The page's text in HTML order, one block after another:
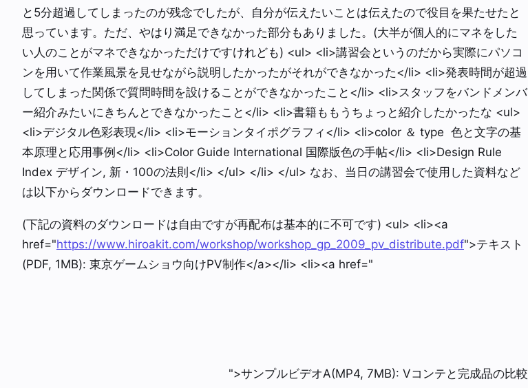
と5分超過してしまったのが残念でしたが、自分が伝えたいことは伝えたので役目を果たせたと
思っています。ただ、やはり満足できなかった部分もありました。(大半が個人的にマネをした
い人のことがマネできなかっただけですけれども) <ul> <li>講習会というのだから実際にパソコ
ンを用いて作業風景を見せながら説明したかったがそれができなかった</li> <li>発表時間が超過
してしまった関係で質問時間を設けることができなかったこと</li> <li>スタッフをバンドメンバ
ー紹介みたいにきちんとできなかったこと</li> <li>書籍ももうちょっと紹介したかったな <ul>
<li>デジタル色彩表現</li> <li>モーションタイポグラフィ</li> <li>color ＆ type 色と文字の基
本原理と応用事例</li> <li>Color Guide International 国際版色の手帖</li> <li>Design Rule
Index デザイン, 新・100の法則</li> </ul> </li> </ul> なお、当日の講習会で使用した資料など
は以下からダウンロードできます。
(下記の資料のダウンロードは自由ですが再配布は基本的に不可です) <ul> <li><a
href="https://www.hiroakit.com/workshop/workshop_gp_2009_pv_distribute.pdf">テキスト
(PDF, 1MB): 東京ゲームショウ向けPV制作</a></li> <li><a href="
">サンプルビデオA(MP4, 7MB): Vコンテと完成品の比較